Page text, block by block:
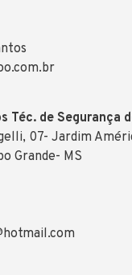
Téc. de Segurança
07- Jardim
Grande- MS